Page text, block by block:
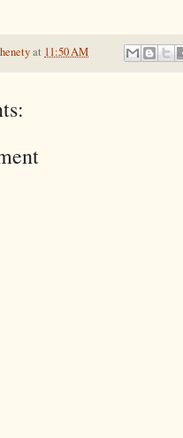
at 11:50 AM